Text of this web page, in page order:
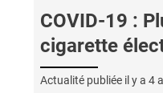
COVID-19 :
cigarette
Actualité publiée il y a 4